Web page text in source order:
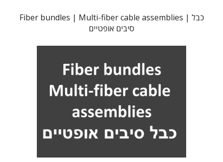
Fiber bundles | Multi-fiber cable assemblies | כבל
סיבים אופטיים